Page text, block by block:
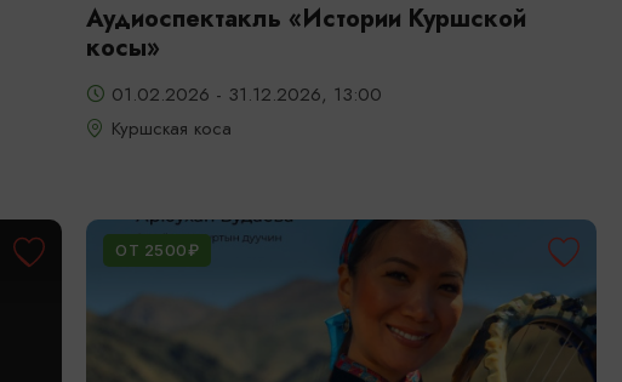
Аудиоспектакль «Истории Куршской
косы»
01.02.2026 - 31.12.2026, 13:00
Куршская коса
ОТ 2500₽